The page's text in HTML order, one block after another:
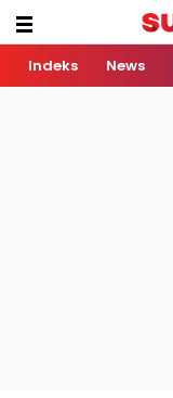
Indeks News